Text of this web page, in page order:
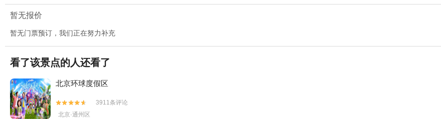
暂无报价
暂无门票预订，我们正在努力补充
看了该景点的人还看了
北京环球度假区


3911条评论
北京·通州区